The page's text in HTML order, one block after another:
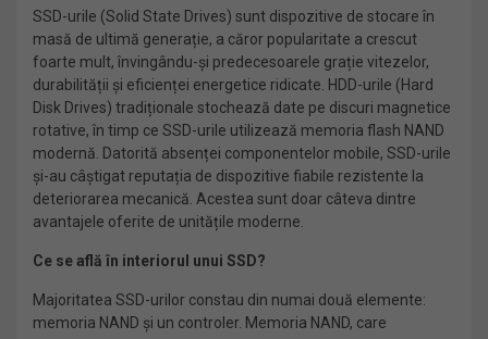
SSD-urile (Solid State Drives) sunt dispozitive de stocare în
masă de ultimă generație, a căror popularitate a crescut
foarte mult, învingându-și predecesoarele grație vitezelor,
durabilității și eficienței energetice ridicate. HDD-urile (Hard
Disk Drives) tradiționale stochează date pe discuri magnetice
rotative, în timp ce SSD-urile utilizează memoria flash NAND
modernă. Datorită absenței componentelor mobile, SSD-urile
și-au câștigat reputația de dispozitive fiabile rezistente la
deteriorarea mecanică. Acestea sunt doar câteva dintre
avantajele oferite de unitățile moderne.
Ce se află în interiorul unui SSD?
Majoritatea SSD-urilor constau din numai două elemente:
memoria NAND și un controler. Memoria NAND, care